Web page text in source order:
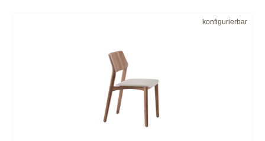
konfigurierbar